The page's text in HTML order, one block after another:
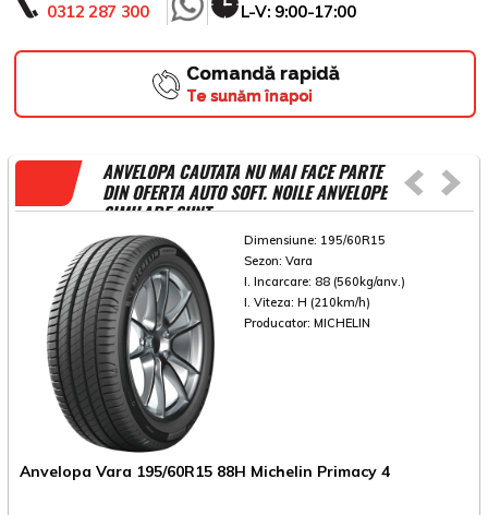
0312 287 300 L-V: 9:00-17:00
Comandă rapidă
Te sunăm înapoi
ANVELOPA CAUTATA NU MAI FACE PARTE
DIN OFERTA AUTO SOFT. NOILE ANVELOPE
SIMILARE SUNT
Dimensiune: 195/60R15
Sezon: Vara
I. Incarcare: 88 (560kg/anv.)
I. Viteza: H (210km/h)
Producator: MICHELIN
Anvelopa Vara 195/60R15 88H Michelin Primacy 4